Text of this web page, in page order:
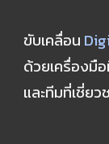
ขับเคลื่อน
ด้วยเครื่องมื
และทีมที่เชี่ย